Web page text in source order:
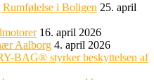
i Boligen 25. april
16. april 2026
Aalborg 4. april 2026
BAG® styrker beskyttelsen af